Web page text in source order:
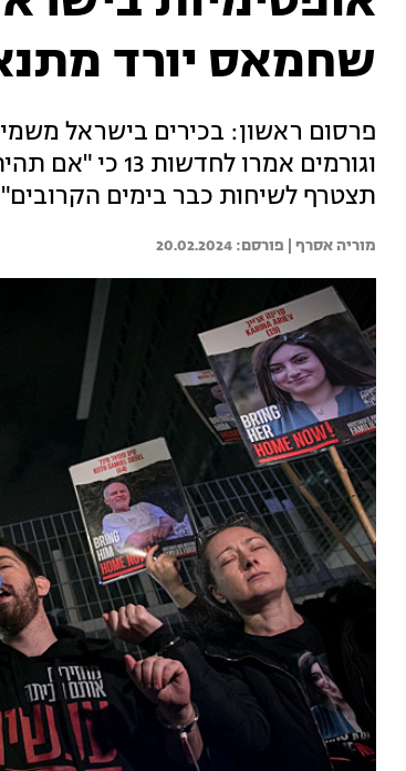
שחמאס יורד
פרסום ראשון: בכירים בישראל
וגורמים אמרו
תצטרף לשיחות כבר בימים הקרובים"
מוריה אסרף | 20.02.2024